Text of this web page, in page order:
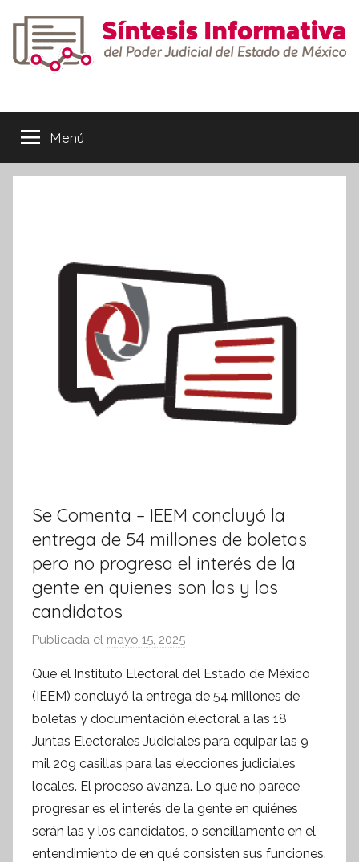
contenido
Menú
Se Comenta – IEEM concluyó la
entrega de 54 millones de boletas
pero no progresa el interés de la
gente en quienes son las y los
candidatos
Publicada el mayo 15, 2025
r
S
n
t
e
s
s
Que el Instituto Electoral del Estado de México
(IEEM) concluyó la entrega de 54 millones de
boletas y documentación electoral a las 18
Juntas Electorales Judiciales para equipar las 9
mil 209 casillas para las elecciones judiciales
locales. El proceso avanza. Lo que no parece
progresar es el interés de la gente en quiénes
serán las y los candidatos, o sencillamente en el
entendimiento de en qué consisten sus funciones.